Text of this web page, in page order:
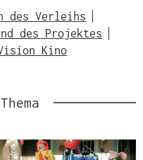
des Verleihs
des Projektes
Kino